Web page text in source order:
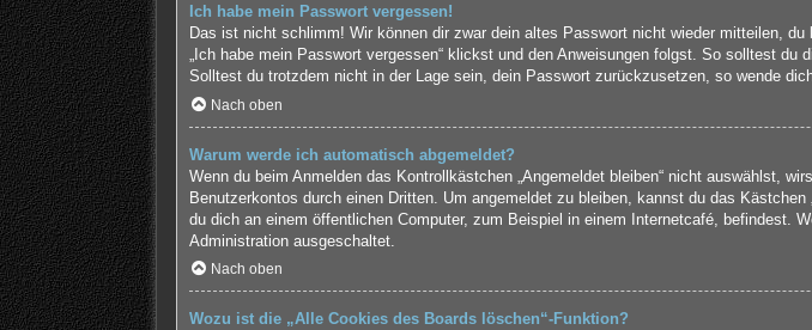
Ich habe mein Passwort vergessen!
Das ist nicht schlimm! Wir können dir zwar dein altes Passwort nicht wieder mitteilen,
„Ich habe mein Passwort vergessen“ klickst und den Anweisungen folgst. So solltest du
Solltest du trotzdem nicht in der Lage sein, dein Passwort zurückzusetzen, so wende
Nach oben
Warum werde ich automatisch abgemeldet?
Wenn du beim Anmelden das Kontrollkästchen „Angemeldet bleiben“ nicht auswählst,
Benutzerkontos durch einen Dritten. Um angemeldet zu bleiben, kannst du das
du dich an einem öffentlichen Computer, zum Beispiel in einem Internetcafé, befindest.
Administration ausgeschaltet.
Nach oben
Wozu ist die „Alle Cookies des Boards löschen“-Funktion?